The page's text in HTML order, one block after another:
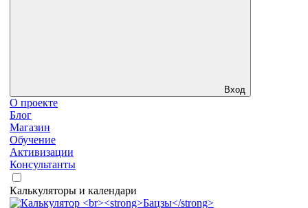
Вход
О проекте
Блог
Магазин
Обучение
Активизации
Консультанты
Калькуляторы и календари